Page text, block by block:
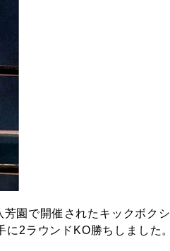
園で開催されたキックボクシ
2ラウンドKO勝ちしました。